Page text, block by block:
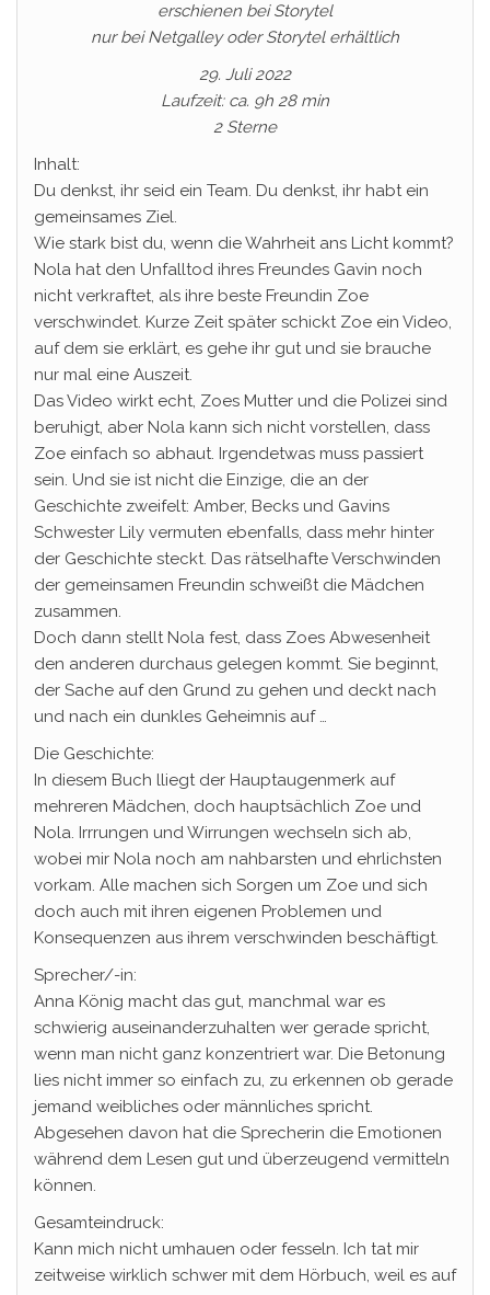
erschienen bei Storytel
nur bei Netgalley oder Storytel erhältlich
29. Juli 2022
Laufzeit: ca. 9h 28 min
2 Sterne
Inhalt:
Du denkst, ihr seid ein Team. Du denkst, ihr habt ein
gemeinsames Ziel.
Wie stark bist du, wenn die Wahrheit ans Licht kommt?
Nola hat den Unfalltod ihres Freundes Gavin noch
nicht verkraftet, als ihre beste Freundin Zoe
verschwindet. Kurze Zeit später schickt Zoe ein Video,
auf dem sie erklärt, es gehe ihr gut und sie brauche
nur mal eine Auszeit.
Das Video wirkt echt, Zoes Mutter und die Polizei sind
beruhigt, aber Nola kann sich nicht vorstellen, dass
Zoe einfach so abhaut. Irgendetwas muss passiert
sein. Und sie ist nicht die Einzige, die an der
Geschichte zweifelt: Amber, Becks und Gavins
Schwester Lily vermuten ebenfalls, dass mehr hinter
der Geschichte steckt. Das rätselhafte Verschwinden
der gemeinsamen Freundin schweißt die Mädchen
zusammen.
Doch dann stellt Nola fest, dass Zoes Abwesenheit
den anderen durchaus gelegen kommt. Sie beginnt,
der Sache auf den Grund zu gehen und deckt nach
und nach ein dunkles Geheimnis auf …
Die Geschichte:
In diesem Buch lliegt der Hauptaugenmerk auf
mehreren Mädchen, doch hauptsächlich Zoe und
Nola. Irrrungen und Wirrungen wechseln sich ab,
wobei mir Nola noch am nahbarsten und ehrlichsten
vorkam. Alle machen sich Sorgen um Zoe und sich
doch auch mit ihren eigenen Problemen und
Konsequenzen aus ihrem verschwinden beschäftigt.
Sprecher/-in:
Anna König macht das gut, manchmal war es
schwierig auseinanderzuhalten wer gerade spricht,
wenn man nicht ganz konzentriert war. Die Betonung
lies nicht immer so einfach zu, zu erkennen ob gerade
jemand weibliches oder männliches spricht.
Abgesehen davon hat die Sprecherin die Emotionen
während dem Lesen gut und überzeugend vermitteln
können.
Gesamteindruck:
Kann mich nicht umhauen oder fesseln. Ich tat mir
zeitweise wirklich schwer mit dem Hörbuch, weil es auf